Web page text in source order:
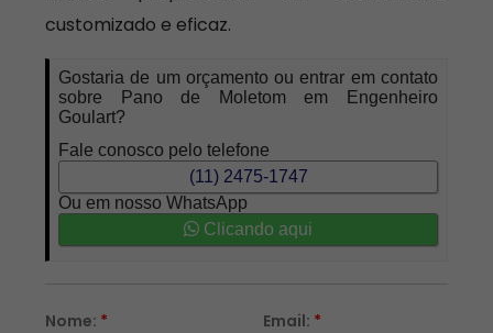
customizado e eficaz.
Gostaria de um orçamento ou entrar em contato
sobre Pano de Moletom em Engenheiro
Goulart?
Fale conosco pelo telefone
(11) 2475-1747
Ou em nosso WhatsApp
Clicando aqui
Nome: * Email: *